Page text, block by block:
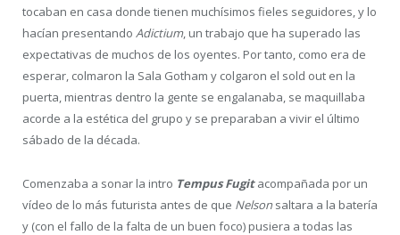
tocaban en casa donde tienen muchísimos fieles seguidores, y lo
hacían presentando Adictium, un trabajo que ha superado las
expectativas de muchos de los oyentes. Por tanto, como era de
esperar, colmaron la Sala Gotham y colgaron el sold out en la
puerta, mientras dentro la gente se engalanaba, se maquillaba
acorde a la estética del grupo y se preparaban a vivir el último
sábado de la década.
Comenzaba a sonar la intro Tempus Fugitacompañada por un
vídeo de lo más futurista antes de que Nelson saltara a la batería
y (con el fallo de la falta de un buen foco) pusiera a todas las